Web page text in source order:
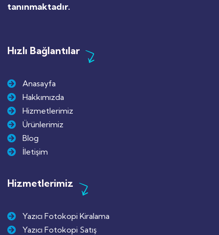
tanınmaktadır.
Hızlı Bağlantılar
Anasayfa
Hakkımızda
Hizmetlerimiz
Ürünlerimiz
Blog
İletişim
Hizmetlerimiz
Yazıcı Fotokopi Kiralama
Yazıcı Fotokopi Satış